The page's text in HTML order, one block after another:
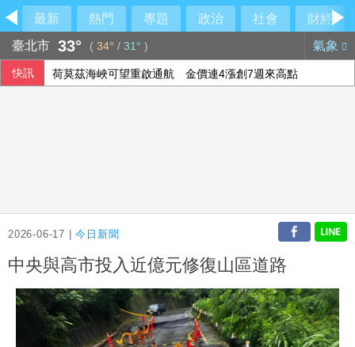
最新 熱門 專題 政治 社會
財經
臺北市 33° ( 34° / 31° ) 氣象
快訊 荷莫茲海峽可望重啟通航 金價連4漲創7週來高點
2026-06-17 |今日新聞
中央與高市投入近億元修復山區道路